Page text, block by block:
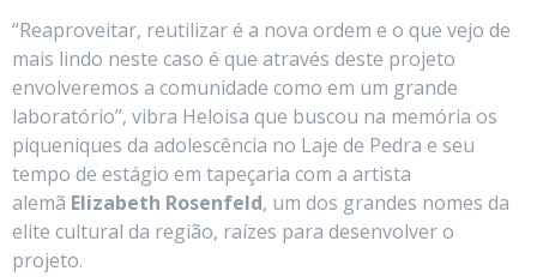
“Reaproveitar, reutilizar é a nova ordem e o que vejo de
mais lindo neste caso é que através deste projeto
envolveremos a comunidade como em um grande
laboratório”, vibra Heloisa que buscou na memória os
piqueniques da adolescência no Laje de Pedra e seu
tempo de estágio em tapeçaria com a artista
alemã Elizabeth Rosenfeld, um dos grandes nomes da
elite cultural da região, raízes para desenvolver o
projeto.